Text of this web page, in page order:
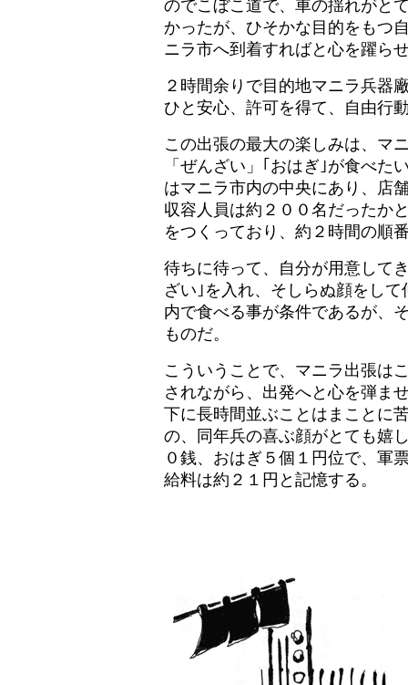
のでこぼこ道で、車の揺れがと
かったが、ひそかな目的をもつ
ニラ市へ到着すればと心を躍ら
２時間余りで目的地マニラ兵器
ひと安心、許可を得て、自由行
この出張の最大の楽しみは、マ
「ぜんざい」｢おはぎ｣が食べた
はマニラ市内の中央にあり、店
収容人員は約２００名だったか
をつくっており、約２時間の順
待ちに待って、自分が用意して
ざい｣を入れ、そしらぬ顔をし
内で食べる事が条件であるが、
ものだ。
こういうことで、マニラ出張は
されながら、出発へと心を弾ま
下に長時間並ぶことはまことに
の、同年兵の喜ぶ顔がとても嬉
０銭、おはぎ５個１円位で、軍
給料は約２１円と記憶する。